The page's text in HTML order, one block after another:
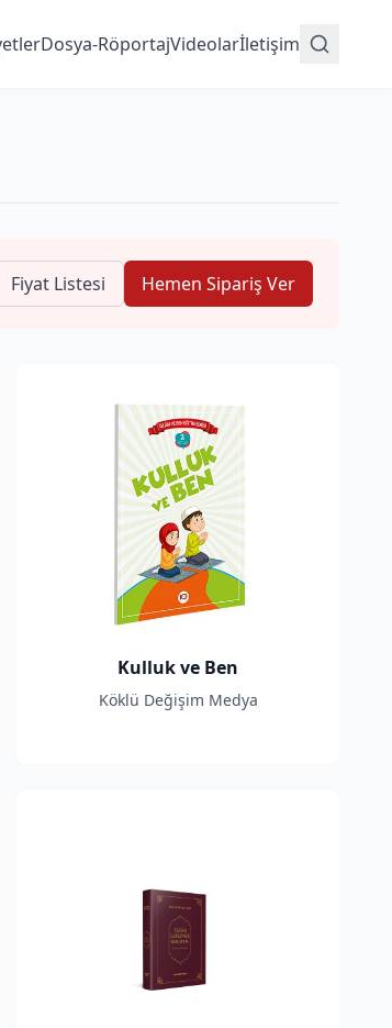
Dosya-RöportajVideolarİletişim
Fiyat Listesi Hemen Sipariş Ver
Kulluk ve Ben
Köklü Değişim Medya